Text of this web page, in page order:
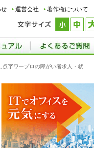
せ 運営会社
著作権について
点字ワープロの障がい者求人・就